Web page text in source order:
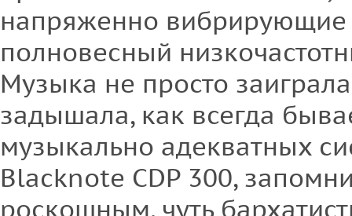
напряженно вибрирующие
полновесный
Музыка не просто
задышала, как всегда
музыкально адекватных
Blacknote CDP 300,
роскошным, чуть